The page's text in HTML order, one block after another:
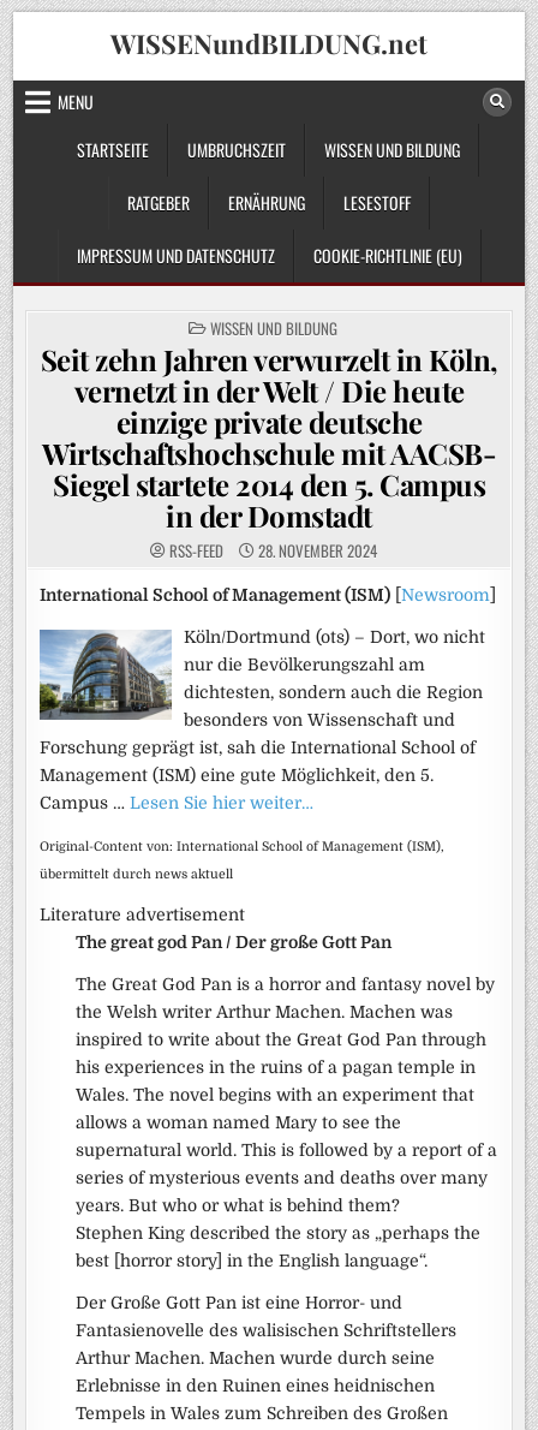
Skip
to
content
WISSENundBILDUNG.net
MENU
STARTSEITE
UMBRUCHSZEIT WISSEN UND BILDUNG
RATGEBER ERNÄHRUNG LESESTOFF
IMPRESSUM UND DATENSCHUTZ COOKIE-RICHTLINIE (EU)
POSTED
IN
WISSEN UND BILDUNG
Seit zehn Jahren verwurzelt in Köln,
vernetzt in der Welt / Die heute
einzige private deutsche
Wirtschaftshochschule mit AACSB-
Siegel startete 2014 den 5. Campus
in der Domstadt
RSS-FEED 28. NOVEMBER 2024
International School of Management (ISM) [Newsroom
Köln/Dortmund (ots) – Dort, wo nicht
nur die Bevölkerungszahl am
dichtesten, sondern auch die Region
besonders von Wissenschaft und
Forschung geprägt ist, sah die International School of
Management (ISM) eine gute Möglichkeit, den 5.
Campus …Lesen Sie hier weiter…
Original-Content von: International School of Management (ISM),
übermittelt durch news aktuell
Literature advertisement
The great god Pan / Der große Gott Pan
The Great God Pan is a horror and fantasy novel by
the Welsh writer Arthur Machen. Machen was
inspired to write about the Great God Pan through
his experiences in the ruins of a pagan temple in
Wales. The novel begins with an experiment that
allows a woman named Mary to see the
supernatural world. This is followed by a report of a
series of mysterious events and deaths over many
years. But who or what is behind them?
Stephen King described the story as „perhaps the
best [horror story] in the English language“.
Der Große Gott Pan ist eine Horror- und
Fantasienovelle des walisischen Schriftstellers
Arthur Machen. Machen wurde durch seine
Erlebnisse in den Ruinen eines heidnischen
Tempels in Wales zum Schreiben des Großen